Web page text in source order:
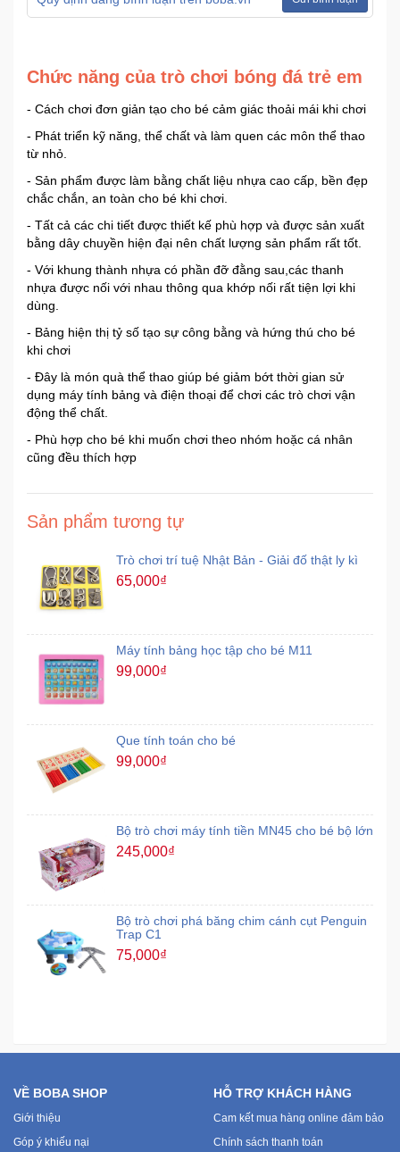
nghệ
Giải
pháp
Voucher
Chức năng của trò chơi bóng đá trẻ em
- Cách chơi đơn giản tạo cho bé cảm giác thoải mái khi chơi
- Phát triển kỹ năng, thể chất và làm quen các môn thể thao
từ nhỏ.
- Sản phẩm được làm bằng chất liệu nhựa cao cấp, bền đẹp
chắc chắn, an toàn cho bé khi chơi.
- Tất cả các chi tiết được thiết kế phù hợp và được sản xuất
bằng dây chuyền hiện đại nên chất lượng sản phẩm rất tốt.
- Với khung thành nhựa có phần đỡ đằng sau,các thanh
nhựa được nối với nhau thông qua khớp nối rất tiện lợi khi
dùng.
- Bảng hiện thị tỷ số tạo sự công bằng và hứng thú cho bé
khi chơi
- Đây là món quà thể thao giúp bé giảm bớt thời gian sử
dụng máy tính bảng và điện thoại để chơi các trò chơi vận
động thể chất.
- Phù hợp cho bé khi muốn chơi theo nhóm hoặc cá nhân
cũng đều thích hợp
Sản phẩm tương tự
Trò chơi trí tuệ Nhật Bản - Giải đố thật ly kì
65,000₫
Máy tính bảng học tập cho bé M11
99,000₫
Que tính toán cho bé
99,000₫
Bộ trò chơi máy tính tiền MN45 cho bé bộ lớn
245,000₫
Bộ trò chơi phá băng chim cánh cụt Penguin
Trap C1
75,000₫
VỀ BOBA SHOP
Giới thiệu
Góp ý khiếu nại
HỖ TRỢ KHÁCH HÀNG
Cam kết mua hàng online đảm bảo
Chính sách thanh toán